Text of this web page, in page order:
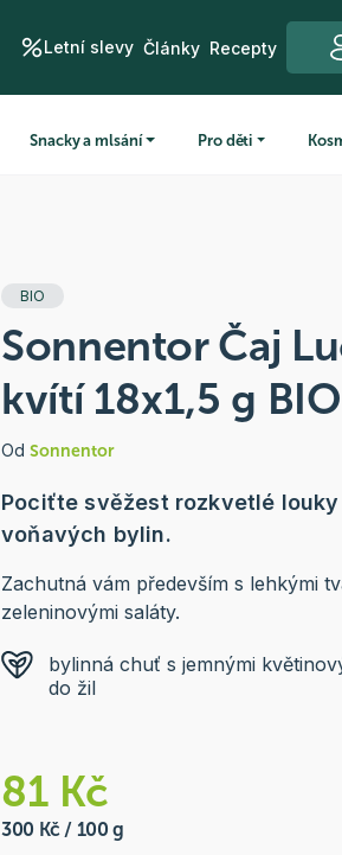
Letní slevy Články Recepty
Snacky a mlsání Pro děti
BIO
Sonnentor Čaj
kvítí 18x1,5 g BIO
Od Sonnentor
Pociťte svěžest rozkvetlé
voňavých bylin.
Zachutná vám především s lehkými
zeleninovými saláty.
bylinná chuť s jemnými
do žil
81 Kč
300 Kč / 100 g